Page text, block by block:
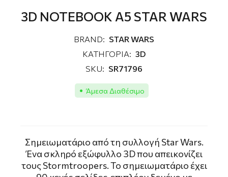
3D NOTEBOOK A5 STAR WARS
BRAND: STAR WARS
ΚΑΤΗΓΟΡΙΑ: 3D
SKU: SR71796
Άμεσα Διαθέσιμο
Σημειωματάριο από τη συλλογή Star Wars.
Ένα σκληρό εξώφυλλο 3D που απεικονίζει
τους Stormtroopers. Το σημειωματάριο έχει